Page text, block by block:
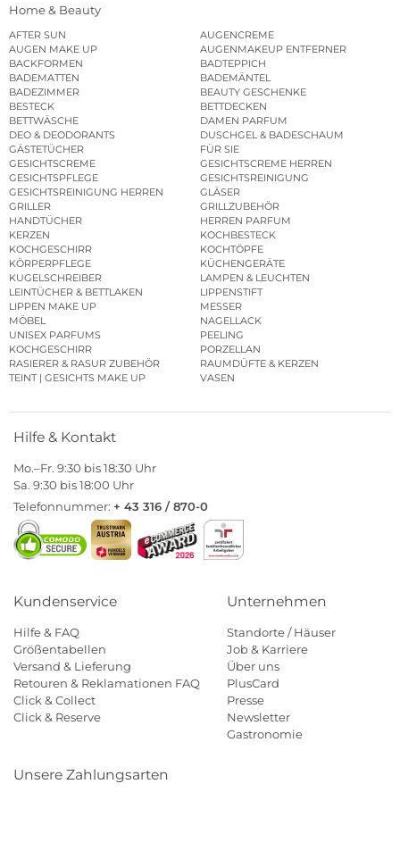
Home & Beauty
AFTER SUN
AUGENCREME
AUGEN MAKE UP
AUGENMAKEUP ENTFERNER
BACKFORMEN
BADTEPPICH
BADEMATTEN
BADEMÄNTEL
BADEZIMMER
BEAUTY GESCHENKE
BESTECK
BETTDECKEN
BETTWÄSCHE
DAMEN PARFUM
DEO & DEODORANTS
DUSCHGEL & BADESCHAUM
GÄSTETÜCHER
FÜR SIE
GESICHTSCREME
GESICHTSCREME HERREN
GESICHTSPFLEGE
GESICHTSREINIGUNG
GESICHTSREINIGUNG HERREN
GLÄSER
GRILLER
GRILLZUBEHÖR
HANDTÜCHER
HERREN PARFUM
KERZEN
KOCHBESTECK
KOCHGESCHIRR
KOCHTÖPFE
KÖRPERPFLEGE
KÜCHENGERÄTE
KUGELSCHREIBER
LAMPEN & LEUCHTEN
LEINTÜCHER & BETTLAKEN
LIPPENSTIFT
LIPPEN MAKE UP
MESSER
MÖBEL
NAGELLACK
UNISEX PARFUMS
PEELING
KOCHGESCHIRR
PORZELLAN
RASIERER & RASUR ZUBEHÖR
RAUMDÜFTE & KERZEN
TEINT | GESICHTS MAKE UP
VASEN
Hilfe & Kontakt
Mo.–Fr. 9:30 bis 18:30 Uhr
Sa. 9:30 bis 18:00 Uhr
Telefonnummer: + 43 316 / 870-0
Kundenservice
Hilfe & FAQ
Größentabellen
Versand & Lieferung
Retouren & Reklamationen FAQ
Click & Collect
Click & Reserve
Unternehmen
Standorte / Häuser
Job & Karriere
Über uns
PlusCard
Presse
Newsletter
Gastronomie
Unsere Zahlungsarten